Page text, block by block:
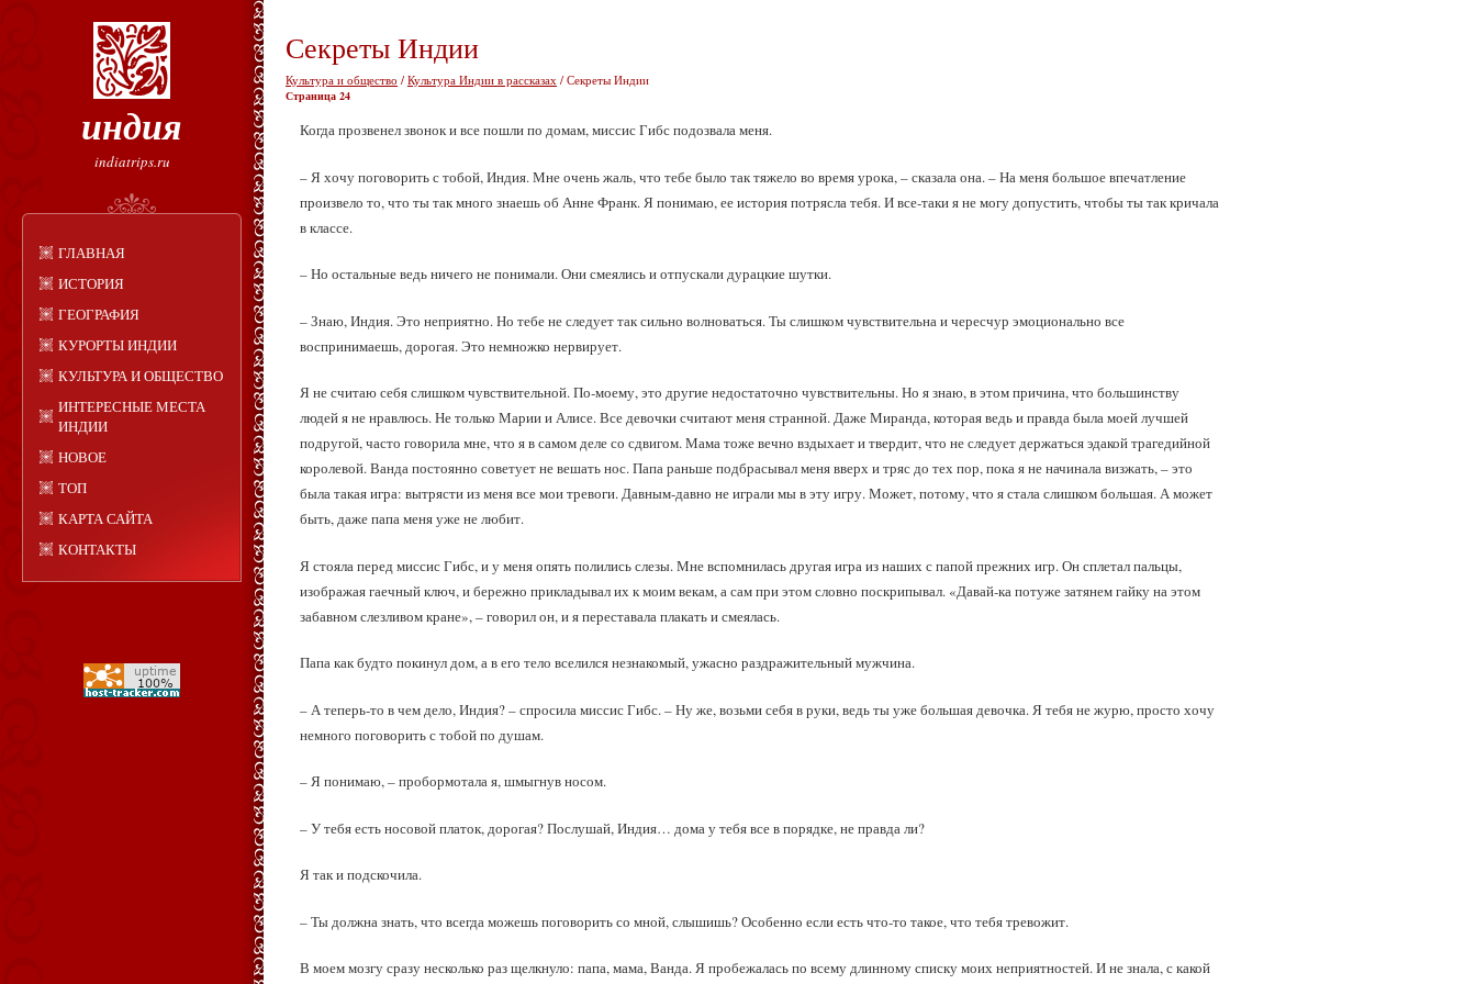
индия
indiatrips.ru
ГЛАВНАЯ
ИСТОРИЯ
ГЕОГРАФИЯ
КУРОРТЫ ИНДИИ
КУЛЬТУРА И ОБЩЕСТВО
ИНТЕРЕСНЫЕ МЕСТА
ИНДИИ
НОВОЕ
ТОП
КАРТА САЙТА
КОНТАКТЫ
Секреты Индии
Культура и общество / Культура Индии в рассказах / Секреты Индии
Страница 24
Когда прозвенел звонок и все пошли по домам, миссис Гибс подозвала меня.
– Я хочу поговорить с тобой, Индия. Мне очень жаль, что тебе было так тяжело во время урока, – сказала она. – На меня большое впечатление
произвело то, что ты так много знаешь об Анне Франк. Я понимаю, ее история потрясла тебя. И все‑таки я не могу допустить, чтобы ты так кричала
в классе.
– Но остальные ведь ничего не понимали. Они смеялись и отпускали дурацкие шутки.
– Знаю, Индия. Это неприятно. Но тебе не следует так сильно волноваться. Ты слишком чувствительна и чересчур эмоционально все
воспринимаешь, дорогая. Это немножко нервирует.
Я не считаю себя слишком чувствительной. По‑моему, это другие недостаточно чувствительны. Но я знаю, в этом причина, что большинству
людей я не нравлюсь. Не только Марии и Алисе. Все девочки считают меня странной. Даже Миранда, которая ведь и правда была моей лучшей
подругой, часто говорила мне, что я в самом деле со сдвигом. Мама тоже вечно вздыхает и твердит, что не следует держаться эдакой трагедийной
королевой. Ванда постоянно советует не вешать нос. Папа раньше подбрасывал меня вверх и тряс до тех пор, пока я не начинала визжать, – это
была такая игра: вытрясти из меня все мои тревоги. Давным‑давно не играли мы в эту игру. Может, потому, что я стала слишком большая. А может
быть, даже папа меня уже не любит.
Я стояла перед миссис Гибс, и у меня опять полились слезы. Мне вспомнилась другая игра из наших с папой прежних игр. Он сплетал пальцы,
изображая гаечный ключ, и бережно прикладывал их к моим векам, а сам при этом словно поскрипывал. «Давай‑ка потуже затянем гайку на этом
забавном слезливом кране», – говорил он, и я переставала плакать и смеялась.
Папа как будто покинул дом, а в его тело вселился незнакомый, ужасно раздражительный мужчина.
– А теперь‑то в чем дело, Индия? – спросила миссис Гибс. – Ну же, возьми себя в руки, ведь ты уже большая девочка. Я тебя не журю, просто хочу
немного поговорить с тобой по душам.
– Я понимаю, – пробормотала я, шмыгнув носом.
– У тебя есть носовой платок, дорогая? Послушай, Индия… дома у тебя все в порядке, не правда ли?
Я так и подскочила.
– Ты должна знать, что всегда можешь поговорить со мной, слышишь? Особенно если есть что‑то такое, что тебя тревожит.
В моем мозгу сразу несколько раз щелкнуло: папа, мама, Ванда. Я пробежалась по всему длинному списку моих неприятностей. И не знала, с какой